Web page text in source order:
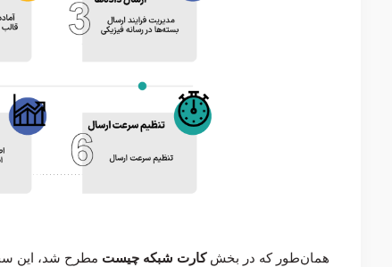
همان‌طور که در بخشکارت شبکه چیست مطرح شد، این